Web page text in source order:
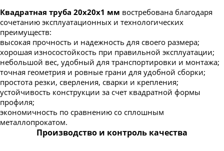
Квадратная труба 20х20х1 мм востребована благодаря
сочетанию эксплуатационных и технологических
преимуществ:
высокая прочность и надежность для своего размера;
хорошая износостойкость при правильной эксплуатации;
небольшой вес, удобный для транспортировки и монтажа;
точная геометрия и ровные грани для удобной сборки;
простота резки, сверления, сварки и крепления;
устойчивость конструкции за счет квадратной формы
профиля;
экономичность по сравнению со сплошным
металлопрокатом.
Производство и контроль качества